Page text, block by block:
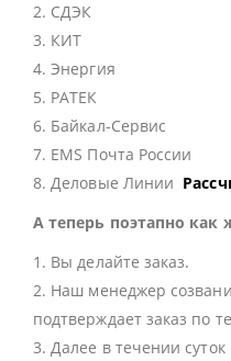
2. СДЭК
3. КИТ
4. Энергия
5. РАТЕК
6. Байкал-Сервис
7. EMS Почта России
8. Деловые Линии
А теперь поэтапно как
1. Вы делайте заказ.
2. Наш менеджер
подтверждает заказ по
3. Далее в течении